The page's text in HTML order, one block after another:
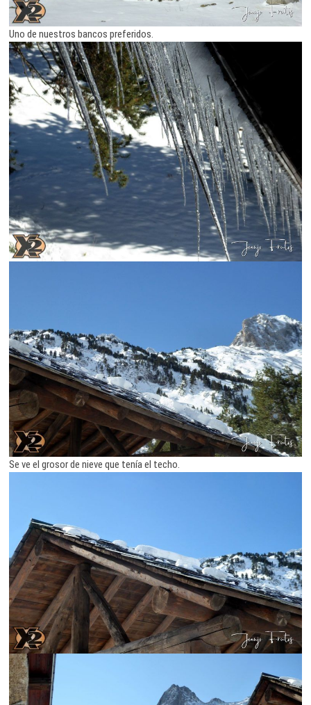
Uno de nuestros bancos preferidos.
Se ve el grosor de nieve que tenía el techo.